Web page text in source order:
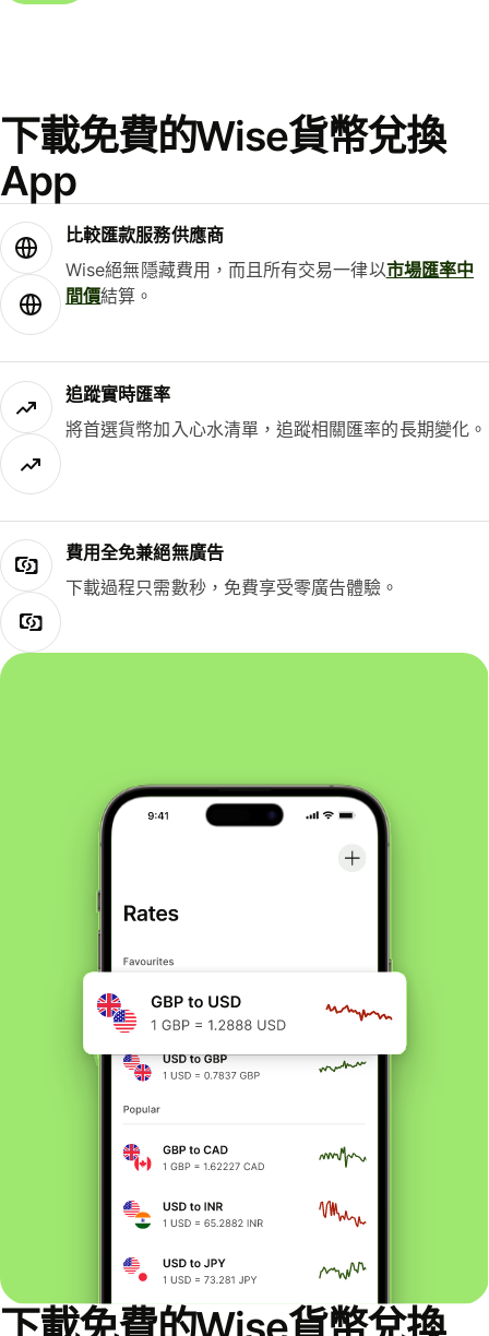
下載免費的Wise貨幣兌換
App
比較匯款服務供應商
Wise絕無隱藏費用，而且所有交易一律以市場匯率中
間價結算。
追蹤實時匯率
將首選貨幣加入心水清單，追蹤相關匯率的長期變化。
費用全免兼絕無廣告
下載過程只需數秒，免費享受零廣告體驗。